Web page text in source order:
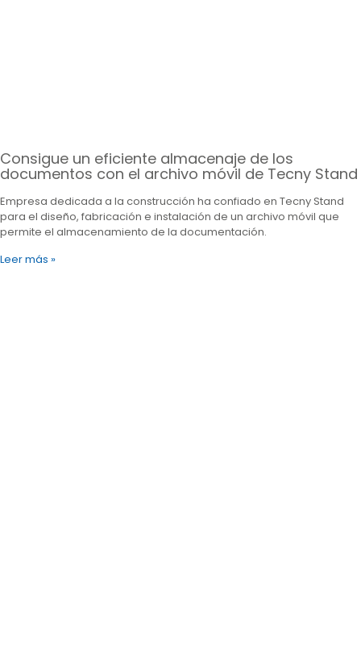
Consigue un eficiente almacenaje de los
documentos con el archivo móvil de Tecny Stand
Empresa dedicada a la construcción ha confiado en Tecny Stand
para el diseño, fabricación e instalación de un archivo móvil que
permite el almacenamiento de la documentación.
Leer más »